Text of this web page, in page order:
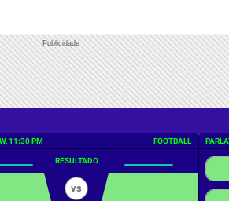
Publicidade